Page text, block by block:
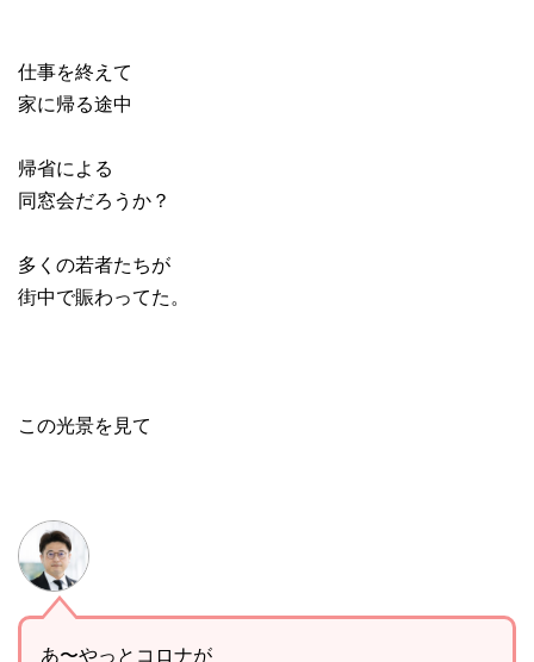
仕事を終えて
家に帰る途中
帰省による
同窓会だろうか？
多くの若者たちが
街中で賑わってた。
この光景を見て
あ〜やっとコロナが